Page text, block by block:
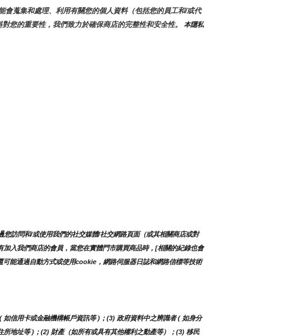
蒐集和處理、利用有關您的個人資料（包括您的員工和/或代
您的重要性，我們致力於確保商店的完整性和安全性。
本隱私
您訪問和/或使用我們的社交媒體/社交網路頁面（或其相關商店或對
入我們商店的會員，當您在實體門市購買商品時，[相關的紀錄也會
能通過自動方式或使用cookie，網路伺服器日誌和網路信標等技術
信用卡或金融機構帳戶資訊等 )；(3) 政府資料中之辨識者 ( 如身分
地址等 )；(2) 財產（如所有或具有其他權利之動產等）；(3) 移民